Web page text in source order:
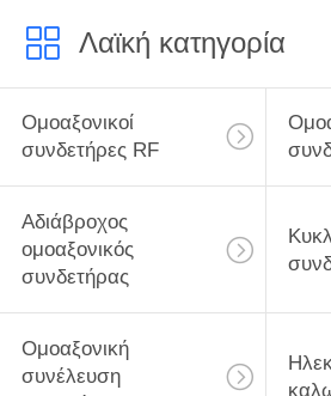
Λαϊκή κατηγορία
Ομοαξονικοί
συνδετήρες RF
Αδιάβροχος
ομοαξονικός
συνδετήρας
Ομοαξονική
συνέλευση